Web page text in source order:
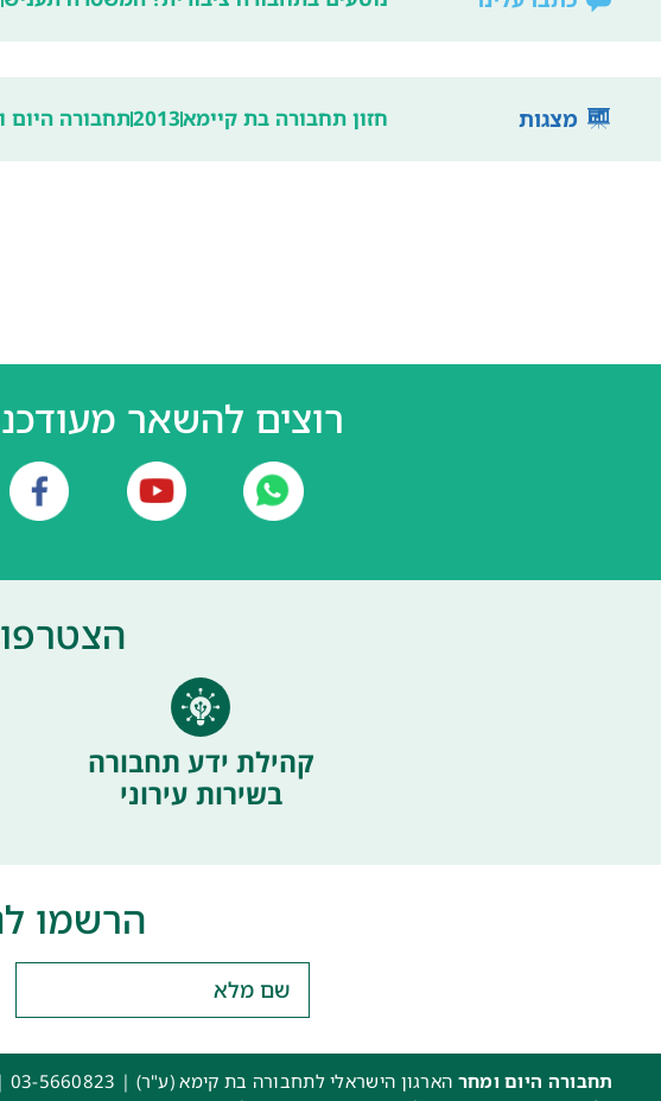
מצגות חזון תחבורה בת קיימא2013תחבורה היום
רוצים להשאר
קהילת ידע תחבורה
בשירות עירוני
הרשמו
תחבורה היום ומחר הארגון הישראלי לתחבורה בת קימא (ע"ר) | 03-5660823
|